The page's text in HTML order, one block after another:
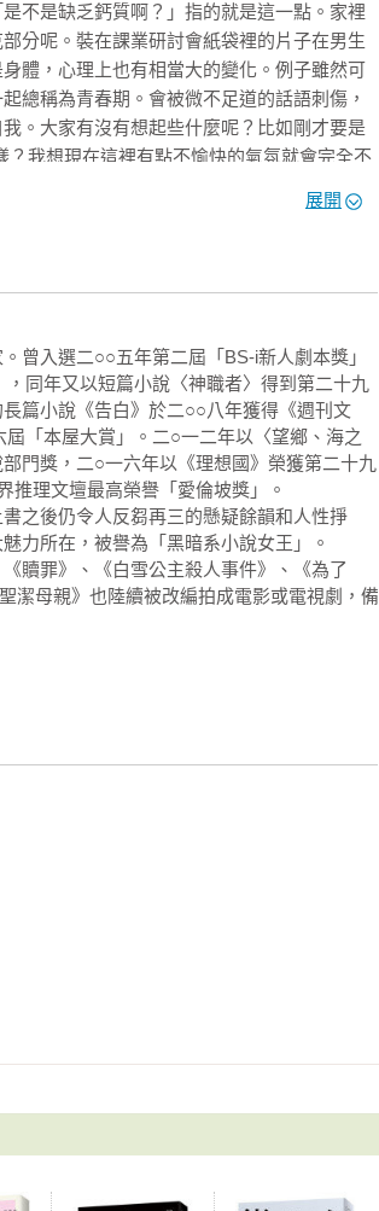
不是缺乏鈣質啊？」指的就是這一點。家裡
分呢。裝在課業研討會紙袋裡的片子在男生
體，心理上也有相當大的變化。例子雖然可
總稱為青春期。會被微不足道的話語刺傷，
。大家有沒有想起些什麼呢？比如剛才要是
我想現在這裡有點不愉快的氣氛就會完全不
科的老師都稱讚說今年的一年級同學無論哪
學校任教？」不，是不當老師了。放棄這個
大家說，那件事也包括在內。
殊理由，只是因為我家裡窮而已。爸媽一直
申請育英會獎學金的時候，一下子就通過
要貧窮吧。我上了本地的國立大學，一面研
草草吃飯，補習到深夜的學生很可憐；但在
，我開始找工作。雖然很捨不得不繼續做研
老師的話，育英會的獎學金就不用還了。於
？」有人要這麼想也是沒辦法的事。但是我
做的事，年紀不小了還賴在家裡渾噩度日的
的現場。不想念高中的話退學就好了。我想
血沸騰的時代啊。
中學待了三年，之後休息一年，接著在縣境
。
任教的學校。好了好了不要鬧。他那麼有名
是知道這人沒錯，但那個時候他還不是現在
什麼事，前川同學？「不知道所以請說明一
國中時起就是不良少年集團的頭頭，高中二
乎也做過不少危險的事情，但跟在紛爭與貧
己。想要重頭來過現在就可以辦到！」他這
什麼的十分活躍。「這不是跟上星期電視報
月的壽命，即便如此也仍舊不悲觀，打算從
展開
曾入選二○○五年第二屆「BS-i新人劇本獎」
同年又以短篇小說〈神職者〉得到第二十九
篇小說《告白》於二○○八年獲得《週刊文
「本屋大賞」。二○一二年以〈望鄉、海之
門獎，二○一六年以《理想國》榮獲第二十九
推理文壇最高榮譽「愛倫坡獎」。
之後仍令人反芻再三的懸疑餘韻和人性掙
力所在，被譽為「黑暗系小說女王」。
贖罪》、《白雪公主殺人事件》、《為了
潔母親》也陸續被改編拍成電影或電視劇，備